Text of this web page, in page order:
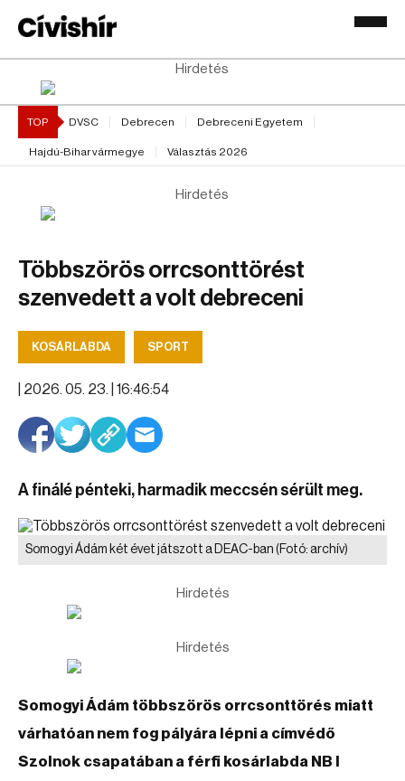
Hirdetés
TOP DVSC Debrecen Debreceni Egyetem
Hajdú-Bihar vármegye Választás 2026
Hirdetés
Többszörös orrcsonttörést
szenvedett a volt debreceni
KOSÁRLABDA SPORT
2026. 05. 23. | 16:46:54
A finálé pénteki, harmadik meccsén sérült meg.
Somogyi Ádám két évet játszott a DEAC-ban (Fotó: archív)
Hirdetés
Hirdetés
Somogyi Ádám többszörös orrcsonttörés miatt
várhatóan nem fog pályára lépni a címvédő
Szolnok csapatában a férfi kosárlabda NB I